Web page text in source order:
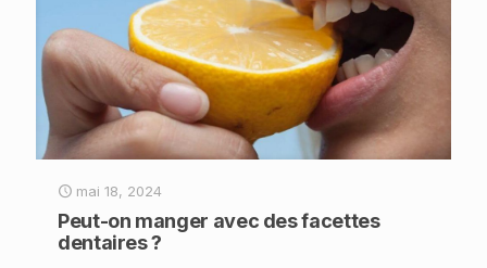
mai 18, 2024
Peut-on manger avec des facettes
dentaires ?